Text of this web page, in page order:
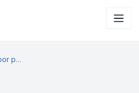
Gestão por propósito nas instituições financeiras cooperativas